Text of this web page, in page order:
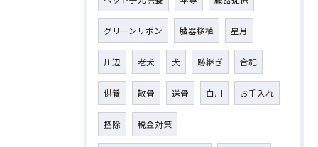
グリーンリボン 臓器移植 星月
川辺 老犬 犬 跡継ぎ 合祀
供養 散骨 送骨 白川 お手入れ
控除 税金対策